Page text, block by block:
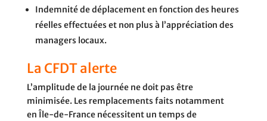
Indemnité de déplacement en fonction des heures
réelles effectuées et non plus à l’appréciation des
managers locaux.
La CFDT alerte
L’amplitude de la journée ne doit pas être
minimisée. Les remplacements faits notamment
en Île-de-France nécessitent un temps de